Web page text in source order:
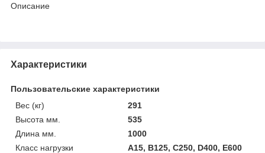
Описание
Характеристики
Пользовательские характеристики
Вес (кг)
291
Высота мм.
535
Длина мм.
1000
Класс нагрузки
A15, B125, C250, D400, E600